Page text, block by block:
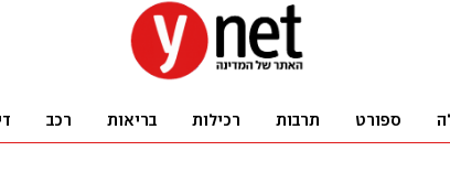
ספורט תרבות רכילות בריאות רכב